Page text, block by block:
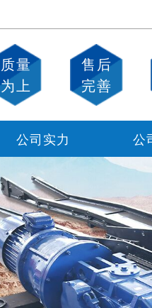
质量
为上
售后
完善
公司实力 公